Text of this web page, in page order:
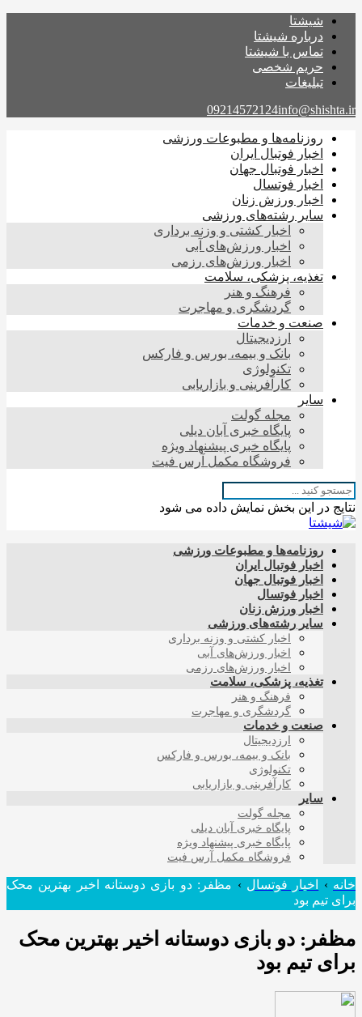
شیشتا
درباره شیشتا
تماس با شیشتا
حریم شخصی
تبلیغات
09214572124info@shishta.ir
روزنامه‌ها و مطبوعات ورزشی
اخبار فوتبال ایران
اخبار فوتبال جهان
اخبار فوتسال
اخبار ورزش زنان
سایر رشته‌های ورزشی
اخبار کشتی و وزنه برداری
اخبار ورزش‌های آبی
اخبار ورزش‌های رزمی
تغذیه، پزشکی، سلامت
فرهنگ و هنر
گردشگری و مهاجرت
صنعت و خدمات
ارزدیجیتال
بانک و بیمه، بورس و فارکس
تکنولوژی
کارآفرینی و بازاریابی
سایر
مجله گولت
پایگاه خبری آبان دیلی
پایگاه خبری پیشنهاد ویژه
فروشگاه مکمل آرس فیت
نتایج در این بخش نمایش داده می شود
روزنامه‌ها و مطبوعات ورزشی
اخبار فوتبال ایران
اخبار فوتبال جهان
اخبار فوتسال
اخبار ورزش زنان
سایر رشته‌های ورزشی
اخبار کشتی و وزنه برداری
اخبار ورزش‌های آبی
اخبار ورزش‌های رزمی
تغذیه، پزشکی، سلامت
فرهنگ و هنر
گردشگری و مهاجرت
صنعت و خدمات
ارزدیجیتال
بانک و بیمه، بورس و فارکس
تکنولوژی
کارآفرینی و بازاریابی
سایر
مجله گولت
پایگاه خبری آبان دیلی
پایگاه خبری پیشنهاد ویژه
فروشگاه مکمل آرس فیت
خانه › اخبار فوتسال › مظفر: دو بازی دوستانه اخیر بهترین محک
برای تیم بود
مظفر: دو بازی دوستانه اخیر بهترین محک
برای تیم بود